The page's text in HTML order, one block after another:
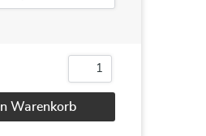
Warenkorb